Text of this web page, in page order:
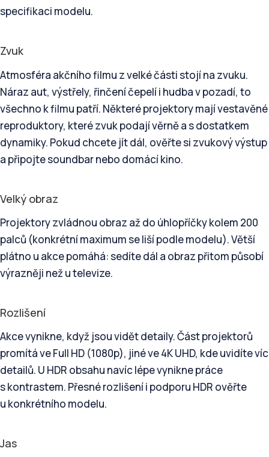
specifikaci modelu.
Zvuk
Atmosféra akčního filmu z velké části stojí na zvuku.
Náraz aut, výstřely, řinčení čepelí i hudba v pozadí, to
všechno k filmu patří. Některé projektory mají vestavěné
reproduktory, které zvuk podají věrně a s dostatkem
dynamiky. Pokud chcete jít dál, ověřte si zvukový výstup
a připojte soundbar nebo domácí kino.
Velký obraz
Projektory zvládnou obraz až do úhlopříčky kolem 200
palců (konkrétní maximum se liší podle modelu). Větší
plátno u akce pomáhá: sedíte dál a obraz přitom působí
výrazněji než u televize.
Rozlišení
Akce vynikne, když jsou vidět detaily. Část projektorů
promítá ve Full HD (1080p), jiné ve 4K UHD, kde uvidíte víc
detailů. U HDR obsahu navíc lépe vynikne práce
s kontrastem. Přesné rozlišení i podporu HDR ověřte
u konkrétního modelu.
Jas